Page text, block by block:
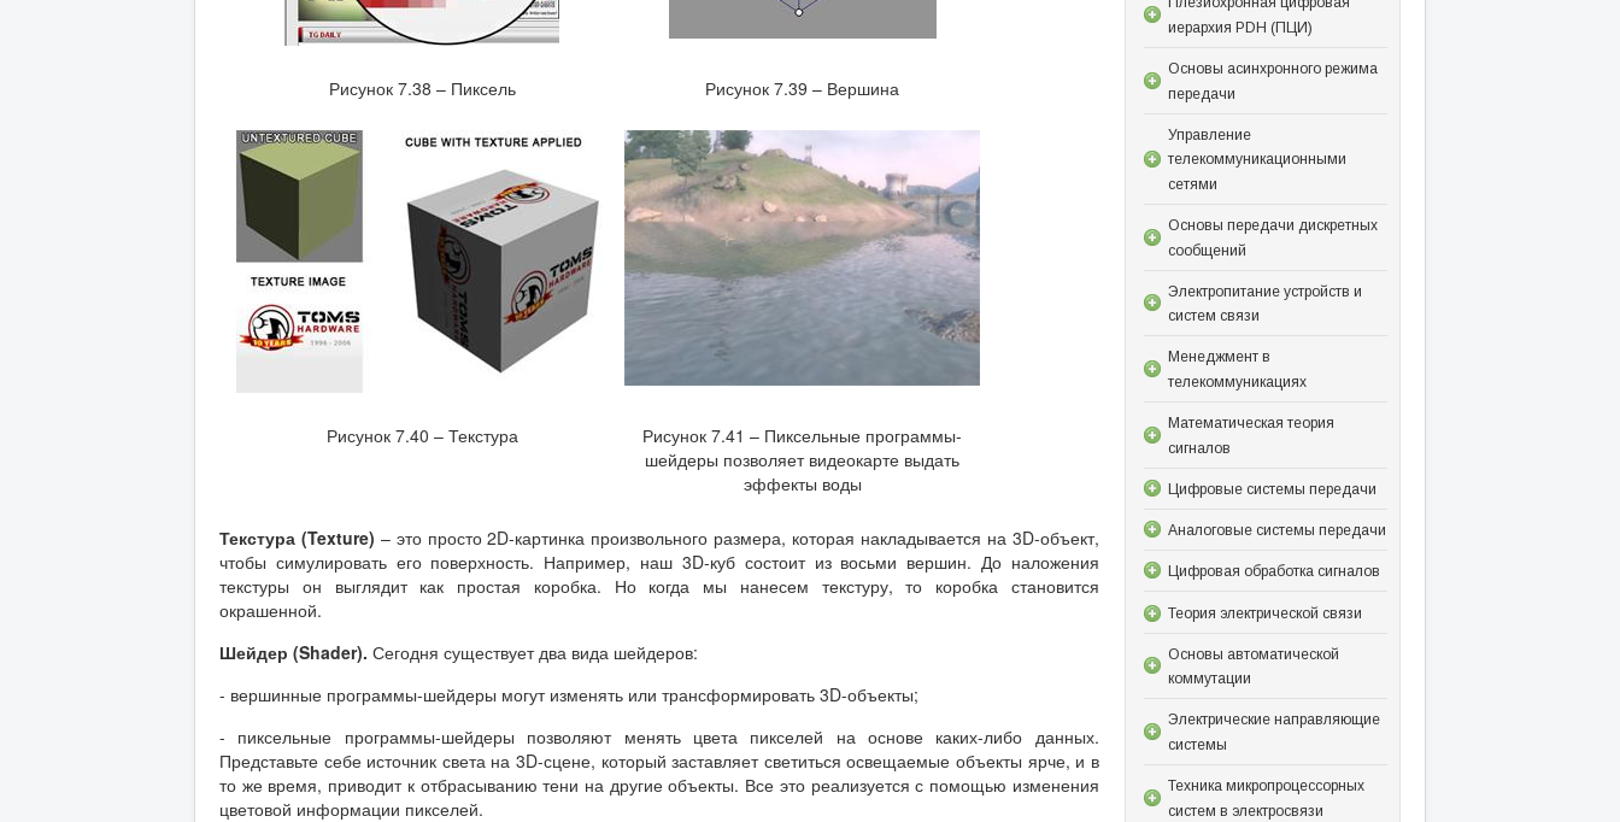
Рисунок 7.38 – Пиксель Рисунок 7.39 – Вершина
Рисунок 7.40 – Текстура
Рисунок 7.41 – Пиксельные программы-
шейдеры позволяет видеокарте выдать
эффекты воды
Текстура (Texture) – это просто 2D-картинка произвольного размера, которая накладывается на 3D-объект,
чтобы симулировать его поверхность. Например, наш 3D-куб состоит из восьми вершин. До наложения
текстуры он выглядит как простая коробка. Но когда мы нанесем текстуру, то коробка становится
окрашенной.
Шейдер (Shader). Сегодня существует два вида шейдеров:
- вершинные программы-шейдеры могут изменять или трансформировать 3D-объекты;
- пиксельные программы-шейдеры позволяют менять цвета пикселей на основе каких-либо данных.
Представьте себе источник света на 3D-сцене, который заставляет светиться освещаемые объекты ярче, и в
то же время, приводит к отбрасыванию тени на другие объекты. Все это реализуется с помощью изменения
цветовой информации пикселей.
иерархия PDH (ПЦИ)
Основы асинхронного режима
передачи
Управление
телекоммуникационными
сетями
Основы передачи дискретных
сообщений
Электропитание устройств и
систем связи
Менеджмент в
телекоммуникациях
Математическая теория
сигналов
Цифровые системы передачи
Аналоговые системы передачи
Цифровая обработка сигналов
Теория электрической связи
Основы автоматической
коммутации
Электрические направляющие
системы
Техника микропроцессорных
систем в электросвязи